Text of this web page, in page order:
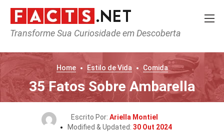
Transforme Sua Curiosidade em Descoberta
Home Estilo de Vida Comida
35 Fatos Sobre Ambarella
Escrito Por: Ariella Montiel
Modified & Updated: 30 Out 2024